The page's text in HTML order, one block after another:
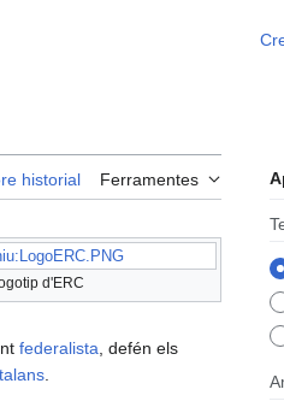
historial Ferramentes
d'ERC
federalista , defén els